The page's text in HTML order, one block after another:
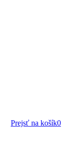
Prejsť na košík0